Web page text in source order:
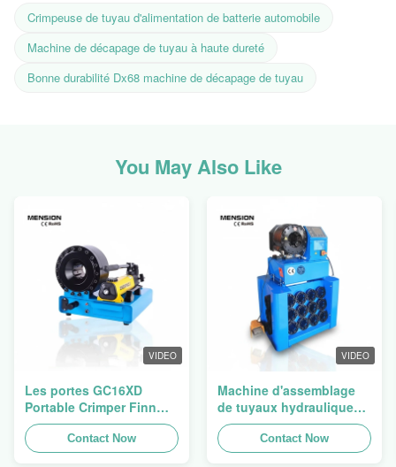
Crimpeuse de tuyau d'alimentation de batterie automobile
Machine de décapage de tuyau à haute dureté
Bonne durabilité Dx68 machine de décapage de tuyau
You May Also Like
VIDEO
Les portes GC16XD
Portable Crimper Finn
Power P16HP manuel
Crimper câble
hydraulique à vendre
Contact Now
VIDEO
Machine d'assemblage
de tuyaux hydrauliques,
machine de crimpage de
tuyaux, presse de tuyaux
Finn Power Swager
Contact Now